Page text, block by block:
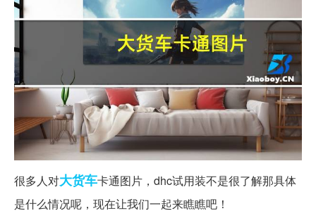
很多人对大货车卡通图片，dhc试用装不是很了解那具体
是什么情况呢，现在让我们一起来瞧瞧吧！